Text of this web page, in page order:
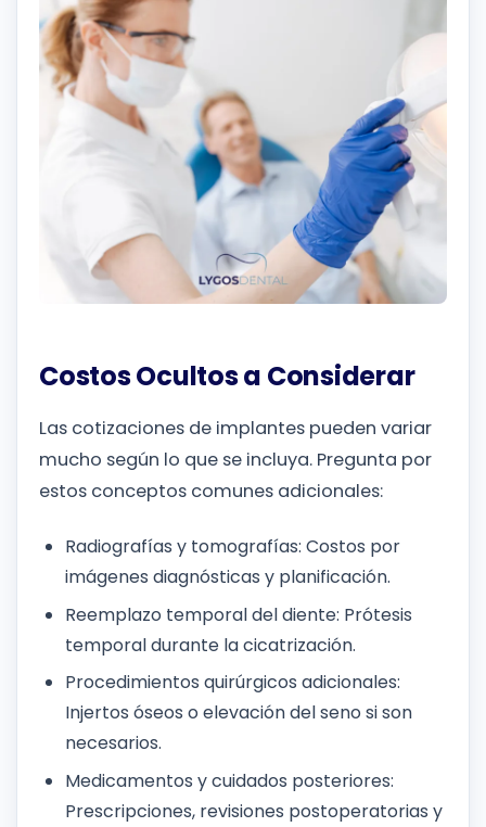
Costos Ocultos a Considerar
Las cotizaciones de implantes pueden variar
mucho según lo que se incluya. Pregunta por
estos conceptos comunes adicionales:
Radiografías y tomografías: Costos por
imágenes diagnósticas y planificación.
Reemplazo temporal del diente: Prótesis
temporal durante la cicatrización.
Procedimientos quirúrgicos adicionales:
Injertos óseos o elevación del seno si son
necesarios.
Medicamentos y cuidados posteriores:
Prescripciones, revisiones postoperatorias y